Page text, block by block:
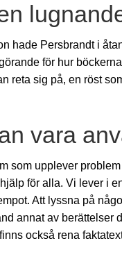
hade Persbrandt i
för hur
reta sig på, en röst
vara
som upplever
för alla. Vi lever i
Att lyssna på
annat av berättelser
också rena